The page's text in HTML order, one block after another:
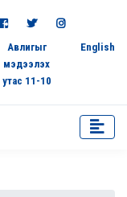
Авлигыг
мэдээлэх
утас 11-10
English